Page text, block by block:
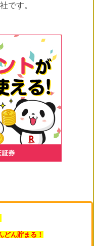
です。
どん貯まる！